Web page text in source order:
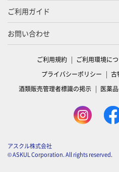
ご利用ガイド
お問い合わせ
ご利用規約 ご利用環境に
プライバシーポリシー
古
酒類販売管理者標識の掲示
医薬
アスクル株式会社
© ASKUL Corporation. All rights reserved.